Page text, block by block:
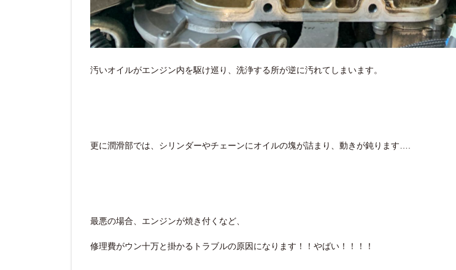
汚いオイルがエンジン内を駆け巡り、洗浄する所が逆に汚れてしまいます。
更に潤滑部では、シリンダーやチェーンにオイルの塊が詰まり、動きが鈍ります….
最悪の場合、エンジンが焼き付くなど、
修理費がウン十万と掛かるトラブルの原因になります！！やばい！！！！